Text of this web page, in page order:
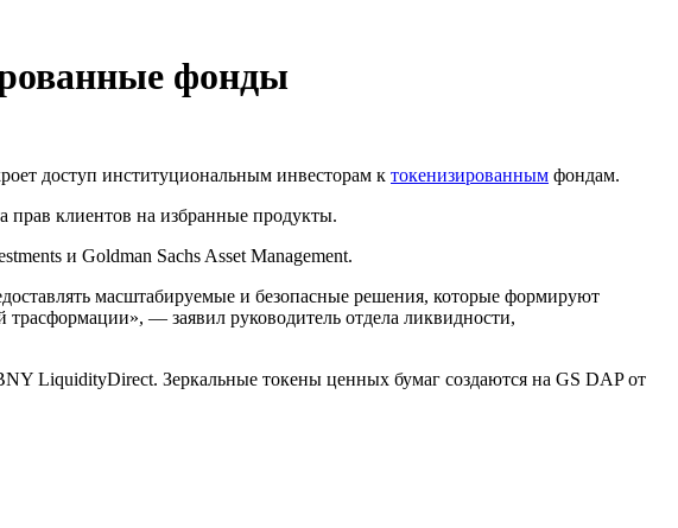
фонды
доступ институциональным инвесторам к токенизированным фондам.
прав клиентов на избранные продукты.
и Goldman Sachs Asset Management.
масштабируемые и безопасные решения, которые формируют
— заявил руководитель отдела ликвидности,
LiquidityDirect. Зеркальные токены ценных бумаг создаются на GS DAP от